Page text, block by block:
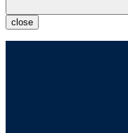
close